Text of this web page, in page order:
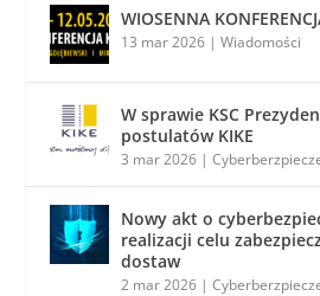
WIOSENNA
13 mar 2026 |Wiadomości
W sprawie KSC
postulatów KIKE
3 mar 2026 |
Nowy akt o
realizacji celu
dostaw
2 mar 2026 |